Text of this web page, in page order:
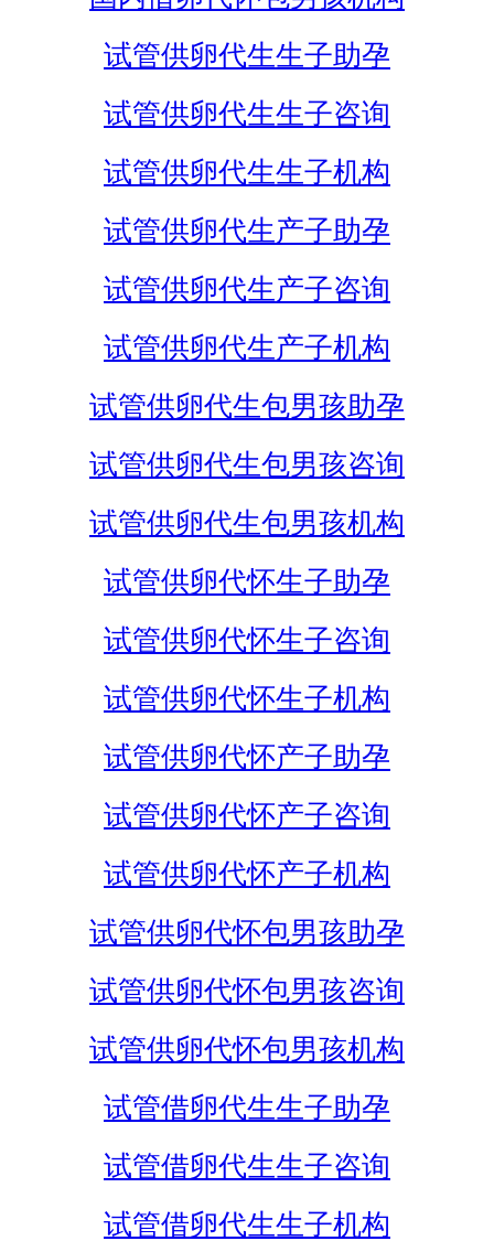
试管供卵代生生子助孕
试管供卵代生生子咨询
试管供卵代生生子机构
试管供卵代生产子助孕
试管供卵代生产子咨询
试管供卵代生产子机构
试管供卵代生包男孩助孕
试管供卵代生包男孩咨询
试管供卵代生包男孩机构
试管供卵代怀生子助孕
试管供卵代怀生子咨询
试管供卵代怀生子机构
试管供卵代怀产子助孕
试管供卵代怀产子咨询
试管供卵代怀产子机构
试管供卵代怀包男孩助孕
试管供卵代怀包男孩咨询
试管供卵代怀包男孩机构
试管借卵代生生子助孕
试管借卵代生生子咨询
试管借卵代生生子机构